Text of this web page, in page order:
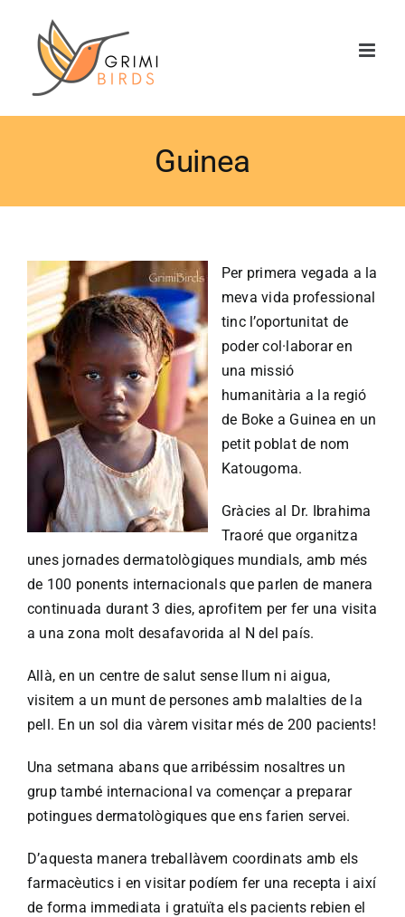
contenido
Guinea
Per primera vegada a la
meva vida professional
tinc l’oportunitat de
poder col·laborar en
una missió
humanitària a la regió
de Boke a Guinea en un
petit poblat de nom
Katougoma.
Gràcies al Dr. Ibrahima
Traoré que organitza
unes jornades dermatològiques mundials, amb més
de 100 ponents internacionals que parlen de manera
continuada durant 3 dies, aprofitem per fer una visita
a una zona molt desafavorida al N del país.
Allà, en un centre de salut sense llum ni aigua,
visitem a un munt de persones amb malalties de la
pell. En un sol dia vàrem visitar més de 200 pacients!
Una setmana abans que arribéssim nosaltres un
grup també internacional va començar a preparar
potingues dermatològiques que ens farien servei.
D’aquesta manera treballàvem coordinats amb els
farmacèutics i en visitar podíem fer una recepta i així
de forma immediata i gratuïta els pacients rebien el